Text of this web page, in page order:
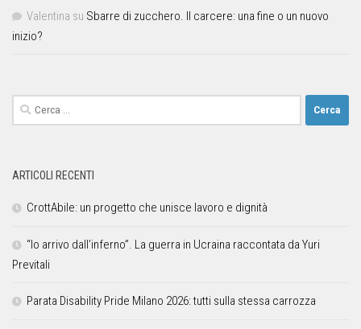
Valentina su Sbarre di zucchero. Il carcere: una fine o un nuovo
inizio?
ARTICOLI RECENTI
CrottAbile: un progetto che unisce lavoro e dignità
“Io arrivo dall’inferno”. La guerra in Ucraina raccontata da Yuri
Previtali
Parata Disability Pride Milano 2026: tutti sulla stessa carrozza